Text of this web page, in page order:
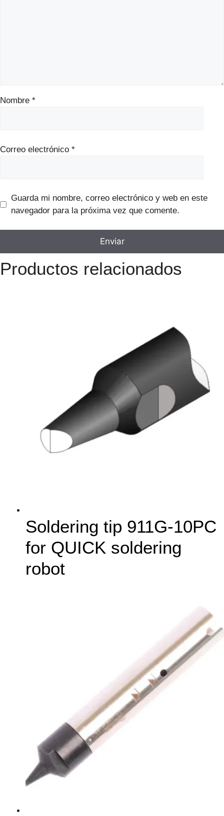
Nombre *
Correo electrónico *
Guarda mi nombre, correo electrónico y web en este
navegador para la próxima vez que comente.
Productos relacionados
Soldering tip 911G-10PC
for QUICK soldering
robot